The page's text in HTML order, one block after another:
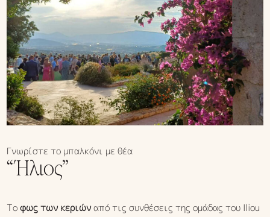
Γνωρίστε το μπαλκόνι με θέα
“Ήλιος”
Τοφως των κεριώναπό τις συνθέσεις της ομάδας του Iliou